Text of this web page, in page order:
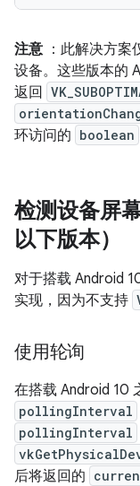
注意：此解决方案
设备。这些版本的
返回
环访问的 boolean
检测设备屏
以下版本）
对于搭载 Android
实现，因为不支持
使用轮询
在搭载 Android 10
pollingInterval
pollingInterval
后将返回的